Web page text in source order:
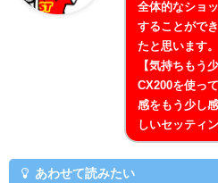
全体的なショ
することがで
たと思います。
【気持ちもう
CX200を使っ
感をもう少し
しいセッティ
あわせて読みたい